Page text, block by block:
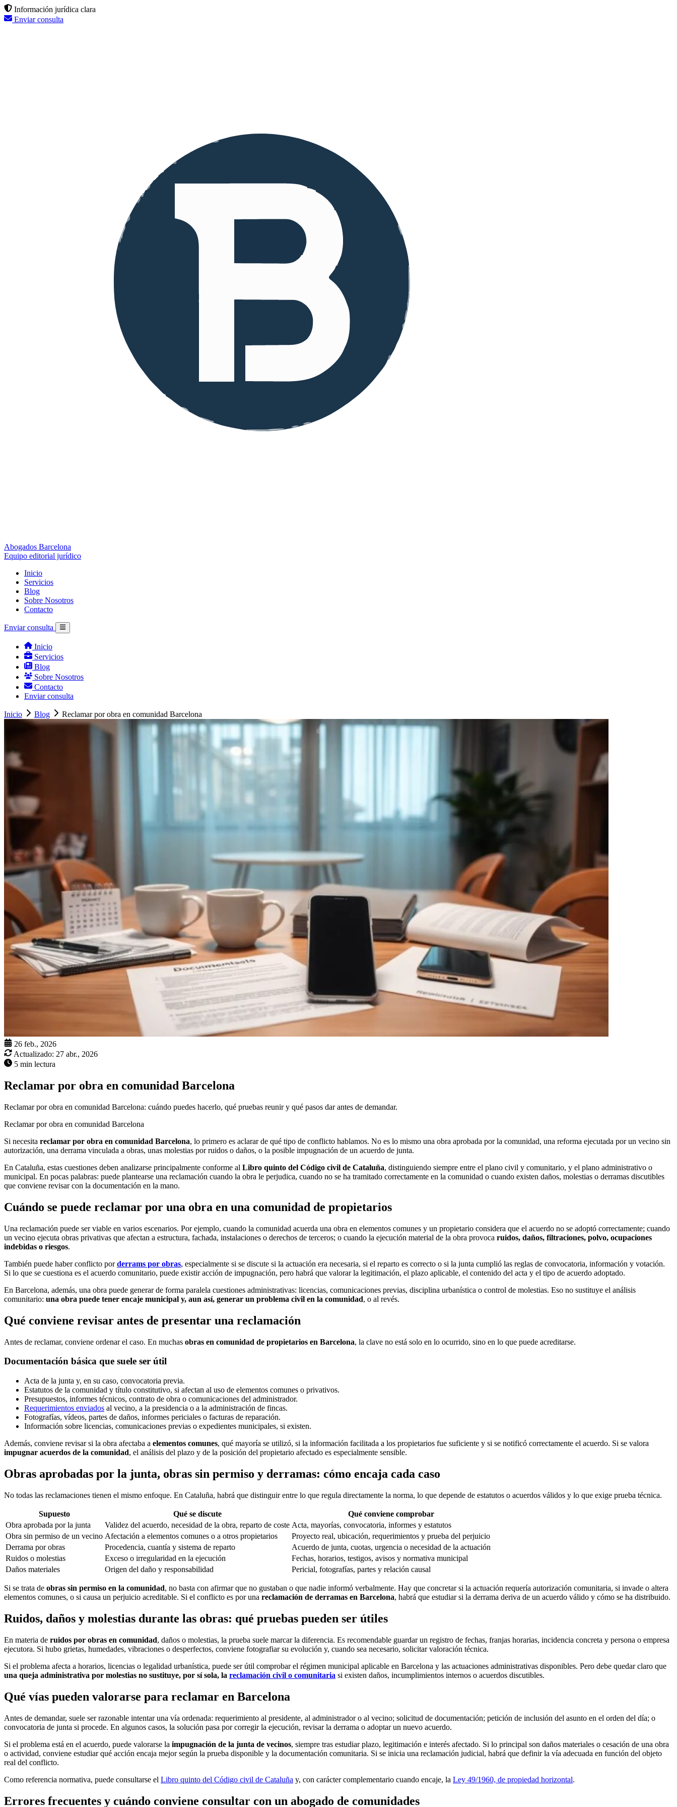
Información jurídica clara
Enviar consulta
Abogados Barcelona
Equipo editorial jurídico
Inicio
Servicios
Blog
Sobre Nosotros
Contacto
Enviar consulta
Inicio
Servicios
Blog
Sobre Nosotros
Contacto
Enviar consulta
Inicio Blog Reclamar por obra en comunidad Barcelona
26 feb., 2026
Actualizado: 27 abr., 2026
5 min lectura
Reclamar por obra en comunidad Barcelona
Reclamar por obra en comunidad Barcelona: cuándo puedes hacerlo, qué pruebas reunir y qué pasos dar antes de demandar.
Reclamar por obra en comunidad Barcelona
Si necesita reclamar por obra en comunidad Barcelona, lo primero es aclarar de qué tipo de conflicto hablamos. No es lo mismo una obra aprobada por la comunidad, una reforma ejecutada por un vecino sin
autorización, una derrama vinculada a obras, unas molestias por ruidos o daños, o la posible impugnación de un acuerdo de junta.
En Cataluña, estas cuestiones deben analizarse principalmente conforme al Libro quinto del Código civil de Cataluña, distinguiendo siempre entre el plano civil y comunitario, y el plano administrativo o
municipal. En pocas palabras: puede plantearse una reclamación cuando la obra le perjudica, cuando no se ha tramitado correctamente en la comunidad o cuando existen daños, molestias o derramas discutibles
que conviene revisar con la documentación en la mano.
Cuándo se puede reclamar por una obra en una comunidad de propietarios
Una reclamación puede ser viable en varios escenarios. Por ejemplo, cuando la comunidad acuerda una obra en elementos comunes y un propietario considera que el acuerdo no se adoptó correctamente; cuando
un vecino ejecuta obras privativas que afectan a estructura, fachada, instalaciones o derechos de terceros; o cuando la ejecución material de la obra provoca ruidos, daños, filtraciones, polvo, ocupaciones
indebidas o riesgos.
También puede haber conflicto porderrams por obras, especialmente si se discute si la actuación era necesaria, si el reparto es correcto o si la junta cumplió las reglas de convocatoria, información y votación.
Si lo que se cuestiona es el acuerdo comunitario, puede existir acción de impugnación, pero habrá que valorar la legitimación, el plazo aplicable, el contenido del acta y el tipo de acuerdo adoptado.
En Barcelona, además, una obra puede generar de forma paralela cuestiones administrativas: licencias, comunicaciones previas, disciplina urbanística o control de molestias. Eso no sustituye el análisis
comunitario: una obra puede tener encaje municipal y, aun así, generar un problema civil en la comunidad, o al revés.
Qué conviene revisar antes de presentar una reclamación
Antes de reclamar, conviene ordenar el caso. En muchas obras en comunidad de propietarios en Barcelona, la clave no está solo en lo ocurrido, sino en lo que puede acreditarse.
Documentación básica que suele ser útil
Acta de la junta y, en su caso, convocatoria previa.
Estatutos de la comunidad y título constitutivo, si afectan al uso de elementos comunes o privativos.
Presupuestos, informes técnicos, contrato de obra o comunicaciones del administrador.
Requerimientos enviados al vecino, a la presidencia o a la administración de fincas.
Fotografías, vídeos, partes de daños, informes periciales o facturas de reparación.
Información sobre licencias, comunicaciones previas o expedientes municipales, si existen.
Además, conviene revisar si la obra afectaba a elementos comunes, qué mayoría se utilizó, si la información facilitada a los propietarios fue suficiente y si se notificó correctamente el acuerdo. Si se valora
impugnar acuerdos de la comunidad, el análisis del plazo y de la posición del propietario afectado es especialmente sensible.
Obras aprobadas por la junta, obras sin permiso y derramas: cómo encaja cada caso
No todas las reclamaciones tienen el mismo enfoque. En Cataluña, habrá que distinguir entre lo que regula directamente la norma, lo que depende de estatutos o acuerdos válidos y lo que exige prueba técnica.
Supuesto Qué se discute
Qué conviene comprobar
Obra aprobada por la junta
Validez del acuerdo, necesidad de la obra, reparto de coste Acta, mayorías, convocatoria, informes y estatutos
Obra sin permiso de un vecino Afectación a elementos comunes o a otros propietarios
Proyecto real, ubicación, requerimientos y prueba del perjuicio
Derrama por obras
Procedencia, cuantía y sistema de reparto
Acuerdo de junta, cuotas, urgencia o necesidad de la actuación
Ruidos o molestias
Exceso o irregularidad en la ejecución
Fechas, horarios, testigos, avisos y normativa municipal
Daños materiales
Origen del daño y responsabilidad Pericial, fotografías, partes y relación causal
Si se trata de obras sin permiso en la comunidad, no basta con afirmar que no gustaban o que nadie informó verbalmente. Hay que concretar si la actuación requería autorización comunitaria, si invade o altera
elementos comunes, o si causa un perjuicio acreditable. Si el conflicto es por una reclamación de derramas en Barcelona, habrá que estudiar si la derrama deriva de un acuerdo válido y cómo se ha distribuido.
Ruidos, daños y molestias durante las obras: qué pruebas pueden ser útiles
En materia de ruidos por obras en comunidad, daños o molestias, la prueba suele marcar la diferencia. Es recomendable guardar un registro de fechas, franjas horarias, incidencia concreta y persona o empresa
ejecutora. Si hubo grietas, humedades, vibraciones o desperfectos, conviene fotografiar su evolución y, cuando sea necesario, solicitar valoración técnica.
Si el problema afecta a horarios, licencias o legalidad urbanística, puede ser útil comprobar el régimen municipal aplicable en Barcelona y las actuaciones administrativas disponibles. Pero debe quedar claro que
una queja administrativa por molestias no sustituye, por sí sola, la reclamación civil o comunitaria si existen daños, incumplimientos internos o acuerdos discutibles.
Qué vías pueden valorarse para reclamar en Barcelona
Antes de demandar, suele ser razonable intentar una vía ordenada: requerimiento al presidente, al administrador o al vecino; solicitud de documentación; petición de inclusión del asunto en el orden del día; o
convocatoria de junta si procede. En algunos casos, la solución pasa por corregir la ejecución, revisar la derrama o adoptar un nuevo acuerdo.
Si el problema está en el acuerdo, puede valorarse la impugnación de la junta de vecinos, siempre tras estudiar plazo, legitimación e interés afectado. Si lo principal son daños materiales o cesación de una obra
o actividad, conviene estudiar qué acción encaja mejor según la prueba disponible y la documentación comunitaria. Si se inicia una reclamación judicial, habrá que definir la vía adecuada en función del objeto
real del conflicto.
Como referencia normativa, puede consultarse el Libro quinto del Código civil de Cataluña y, con carácter complementario cuando encaje, la Ley 49/1960, de propiedad horizontal.
Errores frecuentes y cuándo conviene consultar con un abogado de comunidades